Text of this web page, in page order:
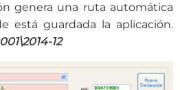
genera una ruta automática
está guardada la aplicación.
12